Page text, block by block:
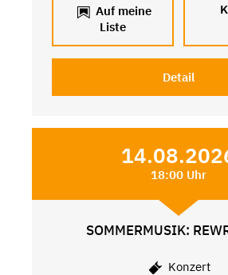
Auf meine
Liste
Detail
18:00 Uhr
SOMMERMUSIK:
Konzert